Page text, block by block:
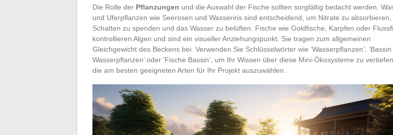
Die Rolle der Pflanzungen und die Auswahl der Fische sollten sorgfältig bedacht werden.
und Uferpflanzen wie Seerosen und Wasseriris sind entscheidend, um Nitrate zu absorbieren,
Schatten zu spenden und das Wasser zu belüften. Fische wie Goldfische, Karpfen oder
kontrollieren Algen und sind ein visueller Anziehungspunkt. Sie tragen zum allgemeinen
Gleichgewicht des Beckens bei. Verwenden Sie Schlüsselwörter wie ‘Wasserpflanzen’, ‘Bassin
Wasserpflanzen’ oder ‘Fische Bassin’, um Ihr Wissen über diese Mini-Ökosysteme zu
die am besten geeigneten Arten für Ihr Projekt auszuwählen.